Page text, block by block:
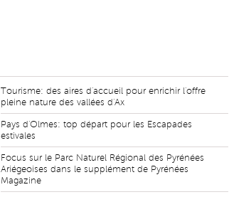
Tourisme: des aires d'accueil pour enrichir l'offre
pleine nature des vallées d'Ax
Pays d'Olmes: top départ pour les Escapades
estivales
Focus sur le Parc Naturel Régional des Pyrénées
Ariégeoises dans le supplément de Pyrénées
Magazine